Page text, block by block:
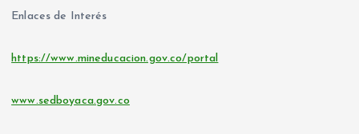
Enlaces de Interés
https://www.mineducacion.gov.co/portal
www.sedboyaca.gov.co